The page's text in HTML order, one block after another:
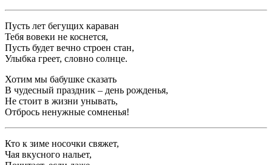
Пусть лет бегущих караван
Тебя вовеки не коснется,
Пусть будет вечно строен стан,
Улыбка греет, словно солнце.
Хотим мы бабушке сказать
В чудесный праздник – день рожденья,
Не стоит в жизни унывать,
Отбрось ненужные сомненья!
Кто к зиме носочки свяжет,
Чая вкусного нальет,